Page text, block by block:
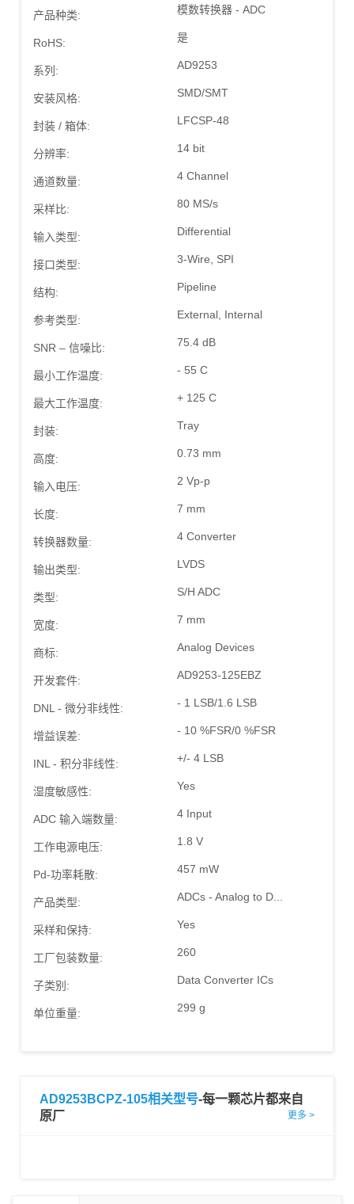
产品种类: 模数转换器 - ADC
RoHS: 是
系列: AD9253
安装风格: SMD/SMT
封装 / 箱体: LFCSP-48
分辨率: 14 bit
通道数量: 4 Channel
采样比: 80 MS/s
输入类型: Differential
接口类型: 3-Wire, SPI
结构: Pipeline
参考类型: External, Internal
SNR – 信噪比: 75.4 dB
最小工作温度: - 55 C
最大工作温度: + 125 C
封装: Tray
高度: 0.73 mm
输入电压: 2 Vp-p
长度: 7 mm
转换器数量: 4 Converter
输出类型: LVDS
类型: S/H ADC
宽度: 7 mm
商标: Analog Devices
开发套件: AD9253-125EBZ
DNL - 微分非线性: - 1 LSB/1.6 LSB
增益误差: - 10 %FSR/0 %FSR
INL - 积分非线性: +/- 4 LSB
湿度敏感性: Yes
ADC 输入端数量: 4 Input
工作电源电压: 1.8 V
Pd-功率耗散: 457 mW
产品类型: ADCs - Analog to D...
采样和保持: Yes
工厂包装数量: 260
子类别: Data Converter ICs
单位重量: 299 g
AD9253BCPZ-105相关型号-每一颗芯片都来自
原厂
更多 >